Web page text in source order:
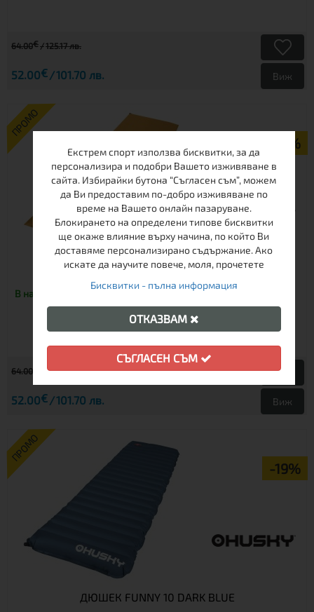
64.00€ 125.17 лв.
52.00€ 101.70 лв. Виж
ПРОМО
-18%
ШАЛТЕ САМОНАДУВАЕМО FOLLY 2,5 ORANGE
В наличност
64.00 125.17 лв.
52.00€ 101.70 лв. Виж
ПРОМО
-19%
ДЮШЕК FUNNY 10 DARK BLUE
Екстрем спорт използва бисквитки, за да
персонализира и подобри Вашето изживяване в
сайта. Избирайки бутона “Съгласен съм”, можем
да Ви предоставим по-добро изживяване по
време на Вашето онлайн пазаруване.
Блокирането на определени типове бисквитки
ще окаже влияние върху начина, по който Ви
доставяме персонализирано съдържание. Ако
искате да научите повече, моля, прочетете
Бисквитки - пълна информация
ОТКАЗВАМ
СЪГЛАСЕН СЪМ